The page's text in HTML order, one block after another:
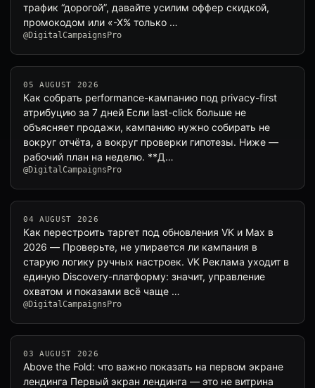
трафик “дорогой”, давайте усилим оффер скидкой,
промокодом или «-Х% только …
@DigitalCampaignsPro
05 AUGUST 2026
Как собрать performance-кампанию под privacy-first
атрибуцию за 7 дней Если last-click больше не
объясняет продажи, кампанию нужно собирать не
вокруг отчёта, а вокруг проверки гипотезы. Ниже —
рабочий план на неделю. **Д…
@DigitalCampaignsPro
04 AUGUST 2026
Как перестроить таргет под обновления VK и Max в
2026 — Проверьте, не упирается ли кампания в
старую логику ручных настроек. VK Реклама уходит в
единую Discovery-платформу: значит, управление
охватом и показами всё чаще …
@DigitalCampaignsPro
03 AUGUST 2026
Above the Fold: что важно показать на первом экране
лендинга Первый экран лендинга — это не витрина